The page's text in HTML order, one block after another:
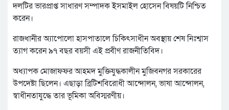
দলটির ভারপ্রাপ্ত সাধারণ সম্পাদক ইসমাইল হোসেন বিষয়টি নিশ্চিত
করেন।
রাজধানীর অ্যাপোলো হাসপাতালে চিকিৎসাধীন অবস্থায় শেষ নিঃশ্বাস
ত্যাগ করেন ৯৭ বছর বয়সী এই প্রবীণ রাজনীতিবিদ।
অধ্যাপক মোজাফফর আহমদ মুক্তিযুদ্ধকালীন মুজিবনগর সরকারের
উপদেষ্টা ছিলেন। এছাড়া ব্রিটিশবিরোধী আন্দোলন, ভাষা আন্দোলন,
স্বাধীনতাযুদ্ধে তার ভূমিকা অবিস্মরণীয়।